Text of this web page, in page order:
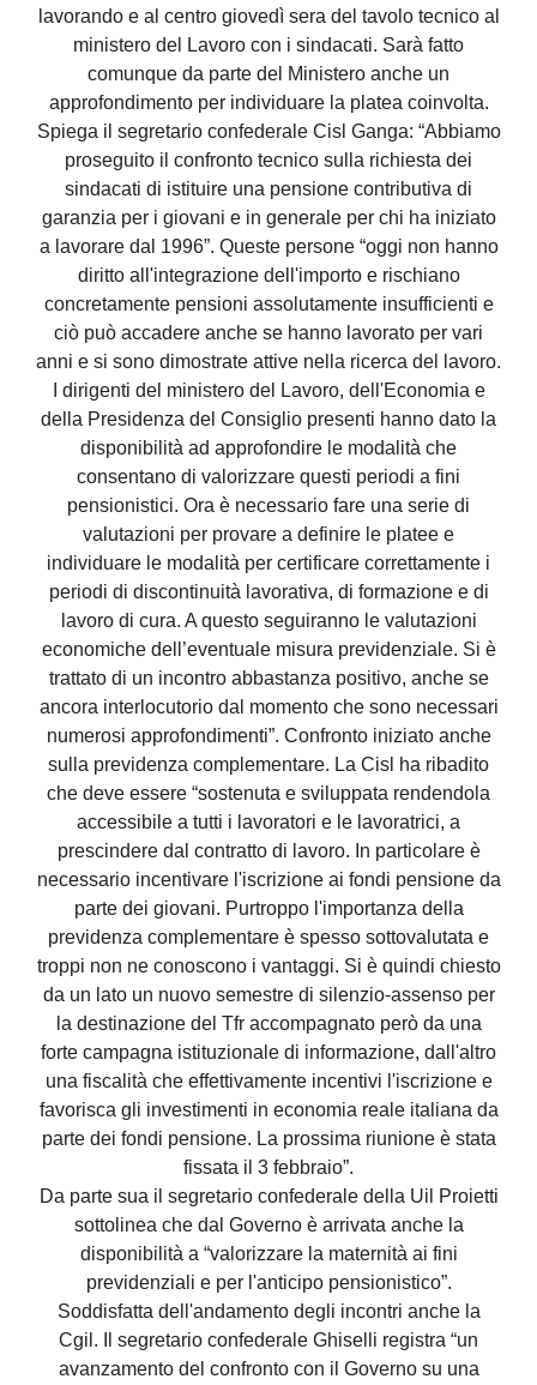
lavorando e al centro giovedì sera del tavolo tecnico al
ministero del Lavoro con i sindacati. Sarà fatto
comunque da parte del Ministero anche un
approfondimento per individuare la platea coinvolta.
Spiega il segretario confederale Cisl Ganga: “Abbiamo
proseguito il confronto tecnico sulla richiesta dei
sindacati di istituire una pensione contributiva di
garanzia per i giovani e in generale per chi ha iniziato
a lavorare dal 1996”. Queste persone “oggi non hanno
diritto all'integrazione dell'importo e rischiano
concretamente pensioni assolutamente insufficienti e
ciò può accadere anche se hanno lavorato per vari
anni e si sono dimostrate attive nella ricerca del lavoro.
I dirigenti del ministero del Lavoro, dell'Economia e
della Presidenza del Consiglio presenti hanno dato la
disponibilità ad approfondire le modalità che
consentano di valorizzare questi periodi a fini
pensionistici. Ora è necessario fare una serie di
valutazioni per provare a definire le platee e
individuare le modalità per certificare correttamente i
periodi di discontinuità lavorativa, di formazione e di
lavoro di cura. A questo seguiranno le valutazioni
economiche dell’eventuale misura previdenziale. Si è
trattato di un incontro abbastanza positivo, anche se
ancora interlocutorio dal momento che sono necessari
numerosi approfondimenti”. Confronto iniziato anche
sulla previdenza complementare. La Cisl ha ribadito
che deve essere “sostenuta e sviluppata rendendola
accessibile a tutti i lavoratori e le lavoratrici, a
prescindere dal contratto di lavoro. In particolare è
necessario incentivare l'iscrizione ai fondi pensione da
parte dei giovani. Purtroppo l'importanza della
previdenza complementare è spesso sottovalutata e
troppi non ne conoscono i vantaggi. Si è quindi chiesto
da un lato un nuovo semestre di silenzio-assenso per
la destinazione del Tfr accompagnato però da una
forte campagna istituzionale di informazione, dall'altro
una fiscalità che effettivamente incentivi l'iscrizione e
favorisca gli investimenti in economia reale italiana da
parte dei fondi pensione. La prossima riunione è stata
fissata il 3 febbraio”.
Da parte sua il segretario confederale della Uil Proietti
sottolinea che dal Governo è arrivata anche la
disponibilità a “valorizzare la maternità ai fini
previdenziali e per l'anticipo pensionistico”.
Soddisfatta dell'andamento degli incontri anche la
Cgil. Il segretario confederale Ghiselli registra “un
avanzamento del confronto con il Governo su una